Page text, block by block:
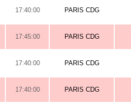
17:40:00 PARIS CDG
17:45:00 PARIS CDG
17:40:00 PARIS CDG
17:40:00 PARIS CDG